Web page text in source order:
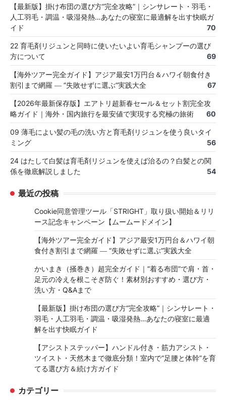
【最新版】掛け布団の選び方“完全攻略”｜シンサレート・羽毛・
人工羽毛・調温・吸湿発熱…あなたの寝室に最適解を出す快眠ガ
イド
70
22 育毛剤リジュンと同時に使いたいよい育毛シャンプーの選び
方について
69
【海外ツアー完全ガイド】アジア最安1万円台＆ハワイ朝食付き
割引まで網羅 ― “失敗せずに選ぶ”実践大全
67
【2026年最新保存版】エアトリ超新春セール＆セット割完全攻
略ガイド｜海外・国内旅行を最安値で実現する究極の旅術
60
09 薄毛によい髪の毛の洗い方と育毛剤リジュンを使う良いタイ
ミング
56
24 はたして白髪は育毛剤リジュンを使えば治るの？白髪との関
係を徹底解説しました
54
最近の投稿
Cookie同意管理ツール「STRIGHT」取り扱い開始＆リリ
ース記念キャンペーン【ムームードメイン】
【海外ツアー完全ガイド】アジア最安1万円台＆ハワイ朝
食付き割引まで網羅 ― “失敗せずに選ぶ”実践大全
かいまき（掻巻き）超完全ガイド｜“着る布団”で肩・首・
足元の冷えを根こそぎ防ぐ！素材別おすすめ・選び方・
洗い方・Q&Aまで
【最新版】掛け布団の選び方“完全攻略”｜シンサレート・
羽毛・人工羽毛・調温・吸湿発熱…あなたの寝室に最適
解を出す快眠ガイド
【アシストステッパー】ハンドル付き・筋力アシスト・
ツイスト・天然木まで徹底分類！室内で“足腰と体幹”を育
てる選び方＆続け方ガイド
カテゴリー